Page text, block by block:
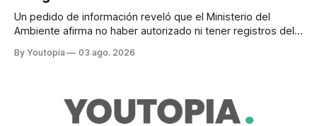
Un pedido de información reveló que el Ministerio del
Ambiente afirma no haber autorizado ni tener registros del
By Youtopia 03 ago. 2026